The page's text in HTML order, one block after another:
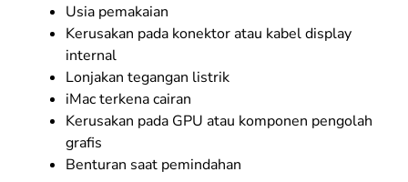
Usia pemakaian
Kerusakan pada konektor atau kabel display
internal
Lonjakan tegangan listrik
iMac terkena cairan
Kerusakan pada GPU atau komponen pengolah
grafis
Benturan saat pemindahan